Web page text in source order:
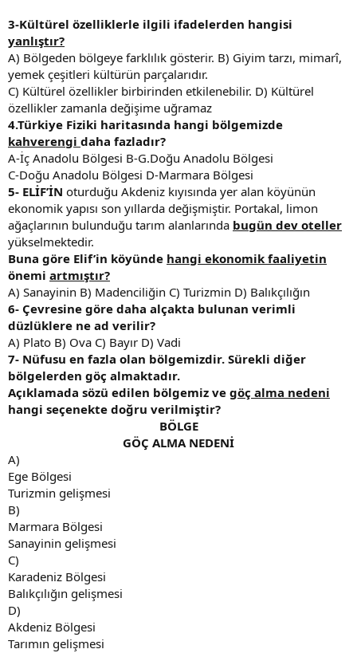
3-Kültürel özelliklerle ilgili ifadelerden hangisi
yanlıştır?
A) Bölgeden bölgeye farklılık gösterir. B) Giyim tarzı, mimarî,
yemek çeşitleri kültürün parçalarıdır.
C) Kültürel özellikler birbirinden etkilenebilir. D) Kültürel
özellikler zamanla değişime uğramaz
4.Türkiye Fiziki haritasında hangi bölgemizde
kahverengi daha fazladır?
A-İç Anadolu Bölgesi B-G.Doğu Anadolu Bölgesi
C-Doğu Anadolu Bölgesi D-Marmara Bölgesi
5- ELİF’İN oturduğu Akdeniz kıyısında yer alan köyünün
ekonomik yapısı son yıllarda değişmiştir. Portakal, limon
ağaçlarının bulunduğu tarım alanlarında bugün dev oteller
yükselmektedir.
Buna göre Elif’in köyünde hangi ekonomik faaliyetin
önemi artmıştır?
A) Sanayinin B) Madenciliğin C) Turizmin D) Balıkçılığın
6- Çevresine göre daha alçakta bulunan verimli
düzlüklere ne ad verilir?
A) Plato B) Ova C) Bayır D) Vadi
7- Nüfusu en fazla olan bölgemizdir. Sürekli diğer
bölgelerden göç almaktadır.
Açıklamada sözü edilen bölgemiz ve göç alma nedeni
hangi seçenekte doğru verilmiştir?
BÖLGE
GÖÇ ALMA NEDENİ
A)
Ege Bölgesi
Turizmin gelişmesi
B)
Marmara Bölgesi
Sanayinin gelişmesi
C)
Karadeniz Bölgesi
Balıkçılığın gelişmesi
D)
Akdeniz Bölgesi
Tarımın gelişmesi